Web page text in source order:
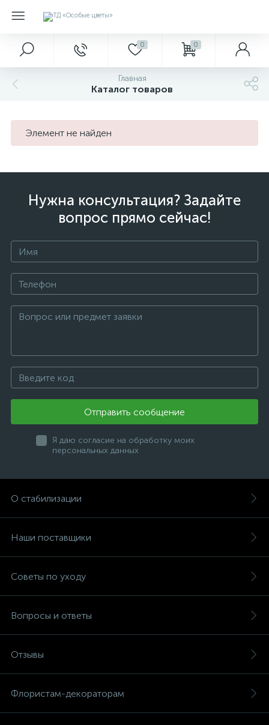
0 0
Главная
Каталог товаров
Элемент не найден
Нужна консультация? Задайте
вопрос прямо сейчас!
Отправить сообщение
Я даю согласие на обработку моих
персональных данных
О стабилизации
Наши поставщики
Советы по уходу
Вопросы и ответы
Отзывы
Флористам-декораторам